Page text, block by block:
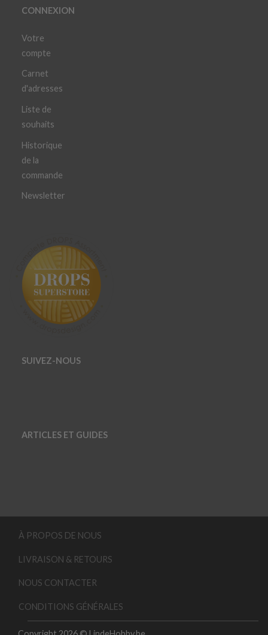
CONNEXION
Votre
compte
Carnet
d'adresses
Liste de
souhaits
Historique
de la
commande
Newsletter
SUIVEZ-NOUS
ARTICLES ET GUIDES
À PROPOS DE NOUS
LIVRAISON & RETOURS
NOUS CONTACTER
CONDITIONS GÉNÉRALES